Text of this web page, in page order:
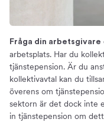
Fråga din arbetsgivare
arbetsplats. Har du
tjänstepension. Är du
kollektivavtal kan du
överens om
sektorn är det dock inte
in tjänstepension om